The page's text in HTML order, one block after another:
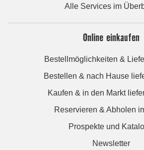
Alle Services im
Online einkaufen
Bestellmöglichkeiten &
Bestellen & nach Hause
Kaufen & in den Markt
Reservieren & Abholen
Prospekte und
Newsletter